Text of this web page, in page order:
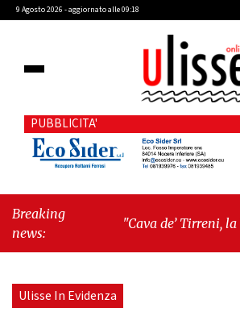
9 Agosto 2026 - aggiornato alle 09:18
PUBBLICITA'
Breaking
news:
"Cava de’ Tirreni, la Villa
seduta consiliare: “Serve
Ulisse In Evidenza